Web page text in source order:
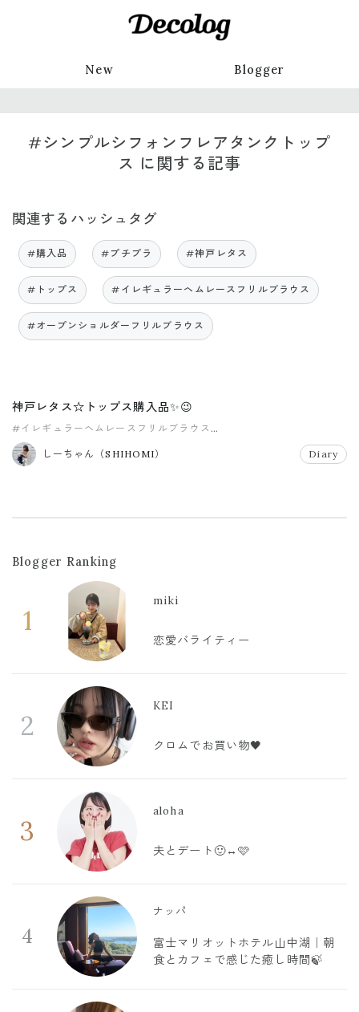
New Blogger
#シンプルシフォンフレアタンクトップ
ス に関する記事
関連するハッシュタグ
#購入品 #プチプラ #神戸レタス
#トップス #イレギュラーヘムレースフリルブラウス
#オープンショルダーフリルブラウス
神戸レタス☆トップス購入品✨😉
#イレギュラーヘムレースフリルブラウス
#オープンショルダーフリルブラウス
#シンプルシフォンフレアタンクトップス
#プチプラ
しーちゃん（SHIHOMI） Diary
Blogger Ranking
1
miki
恋愛バライティー
2
KEI
クロムでお買い物🖤
3
aloha
夫とデート🙂‍↔️🩷
4
ナッパ
富士マリオットホテル山中湖｜朝
食とカフェで感じた癒し時間🍃